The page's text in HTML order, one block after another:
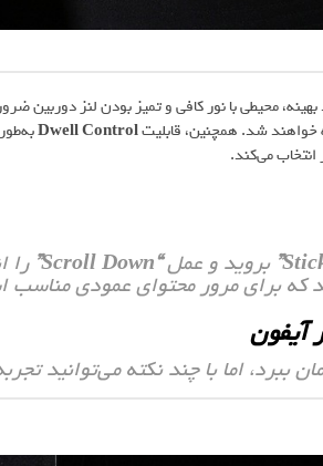
بهینه، محیطی با نور کافی و تمیز بودن لنز
شد. همچنین، قابلیتDwell Control
می‌کند.
بروید و عمل“Scroll Down” را
که برای مرور محتوای عمودی
آیفون
اما با چند نکته می‌توانید